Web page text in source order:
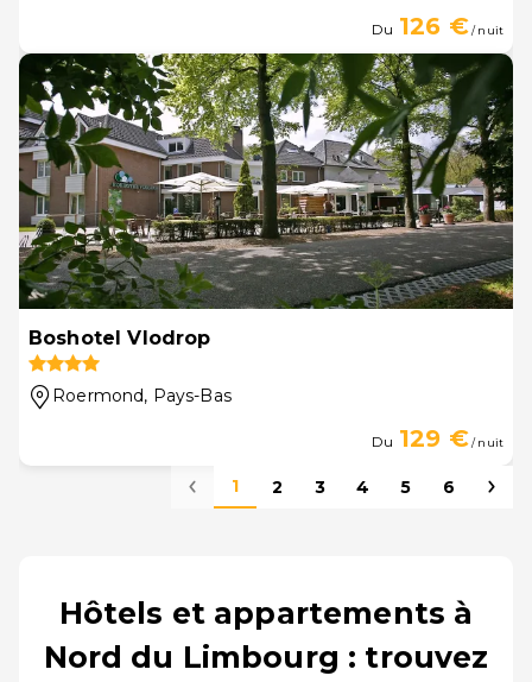
Du 126 €/ nuit
Boshotel Vlodrop
Roermond, Pays-Bas
Du 129 €/ nuit
1 2 3 4 5 6
Hôtels et appartements à
Nord du Limbourg : trouvez